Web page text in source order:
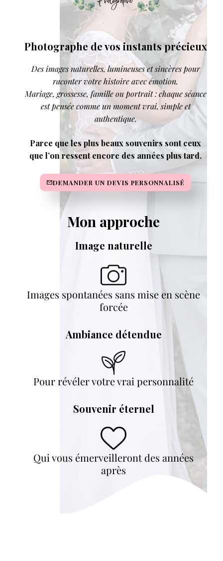
Photographe de vos instants précieux
Des images naturelles, lumineuses et sincères pour
raconter votre histoire avec émotion.
Mariage, grossesse, famille ou portrait : chaque séance
est pensée comme un moment vrai, simple et
authentique.
Parce que les plus beaux souvenirs sont ceux
que l’on ressent encore des années plus tard.
DEMANDER UN DEVIS PERSONNALISÉ
Mon approche
Image naturelle
Images spontanées sans mise en scène
forcée
Ambiance détendue
Pour révéler votre vrai personnalité
Souvenir éternel
Qui vous émerveilleront des années
après